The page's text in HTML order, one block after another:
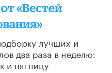
«Вестей
лучших и
два раза в неделю:
и пятницу